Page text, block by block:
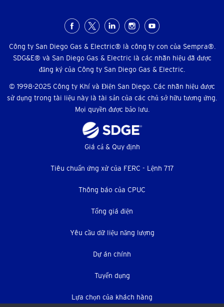
xã
Công ty San Diego Gas & Electric® là công ty con của Sempra®.
SDG&E® và San Diego Gas & Electric là các nhãn hiệu đã được
đăng ký của Công ty San Diego Gas & Electric.
© 1998-2025 Công ty Khí và Điện San Diego. Các nhãn hiệu được
sử dụng trong tài liệu này là tài sản của các chủ sở hữu tương ứng.
Mọi quyền được bảo lưu.
Giá cả & Quy định
Tiêu chuẩn ứng xử của FERC - Lệnh 717
Thông báo của CPUC
Tổng giá điện
Yêu cầu dữ liệu năng lượng
Dự án chính
Tuyển dụng
Lựa chọn của khách hàng